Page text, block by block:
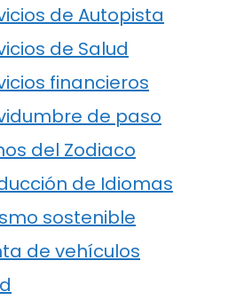
de Autopista
de Salud
financieros
de paso
del Zodiaco
de Idiomas
sostenible
de vehículos